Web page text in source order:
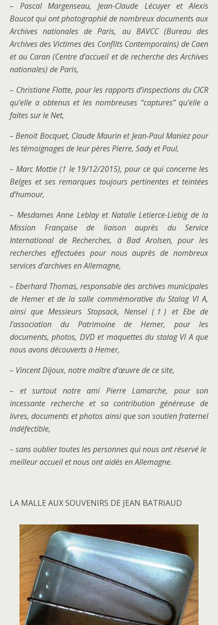
– Pascal Margenseau, Jean-Claude Lécuyer et Alexis
Boucot qui ont photographié de nombreux documents aux
Archives nationales de Paris, au BAVCC (Bureau des
Archives des Victimes des Conflits Contemporains) de Caen
et au Caran (Centre d’accueil et de recherche des Archives
nationales) de Paris,
– Christiane Flotte, pour les rapports d’inspections du CICR
qu’elle a obtenus et les nombreuses “captures” qu’elle a
faites sur le Net,
– Benoit Bocquet, Claude Maurin et Jean-Paul Maniez pour
les témoignages de leur pères Pierre, Sady et Paul,
– Marc Mottie († le 19/12/2015), pour ce qui concerne les
Belges et ses remarques toujours pertinentes et teintées
d’humour,
– Mesdames Anne Leblay et Natalie Letierce-Liebig de la
Mission Française de liaison auprès du Service
International de Recherches, à Bad Arolsen, pour les
recherches effectuées pour nous auprès de nombreux
services d’archives en Allemagne,
– Eberhard Thomas, responsable des archives municipales
de Hemer et de la salle commémorative du Stalag VI A,
ainsi que Messieurs Stopsack, Nensel (†) et Ebe de
l’association du Patrimoine de Hemer, pour les
documents, photos, DVD et maquettes du stalag VI A que
nous avons découverts à Hemer,
– Vincent Dijoux, notre maître d’œuvre de ce site,
– et surtout notre ami Pierre Lamarche, pour son
incessante recherche et sa contribution généreuse de
livres, documents et photos ainsi que son soutien fraternel
indéfectible,
– sans oublier toutes les personnes qui nous ont réservé le
meilleur accueil et nous ont aidés en Allemagne.
LA MALLE AUX SOUVENIRS DE JEAN BATRIAUD